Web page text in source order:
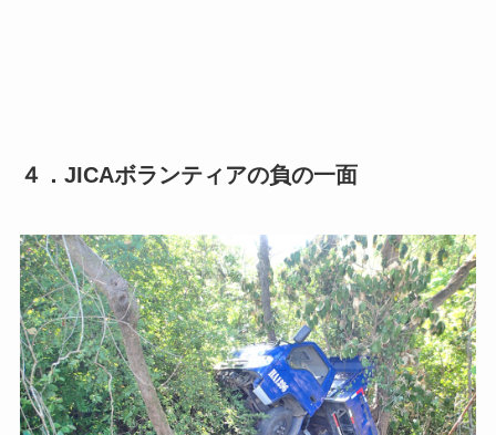
４．JICAボランティアの負の一面